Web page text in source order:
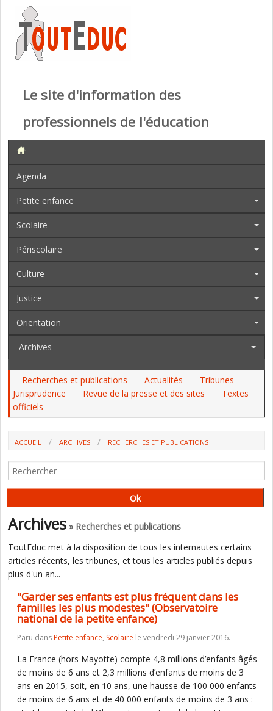
Le site d'information des
professionnels de l'éducation
Agenda
Petite enfance
Scolaire
Périscolaire
Culture
Justice
Orientation
Archives
Recherches et publications Actualités
Tribunes
Jurisprudence
Revue de la presse et des sites
Textes
officiels
ACCUEIL ARCHIVES
RECHERCHES ET PUBLICATIONS
PLUS MODESTES" (OBSERVATOIRE NATIONAL DE LA PETITE ENFANCE)
Archives » Recherches et publications
ToutEduc met à la disposition de tous les internautes certains
articles récents, les tribunes, et tous les articles publiés depuis
plus d'un an...
"Garder ses enfants est plus fréquent dans les
familles les plus modestes" (Observatoire
national de la petite enfance)
Paru dansPetite enfance, Scolaire le vendredi 29 janvier 2016.
La France (hors Mayotte) compte 4,8 millions d’enfants âgés
de moins de 6 ans et 2,3 millions d’enfants de moins de 3
ans en 2015, soit, en 10 ans, une hausse de 100 000 enfants
de moins de 6 ans et de 40 000 enfants de moins de 3 ans :